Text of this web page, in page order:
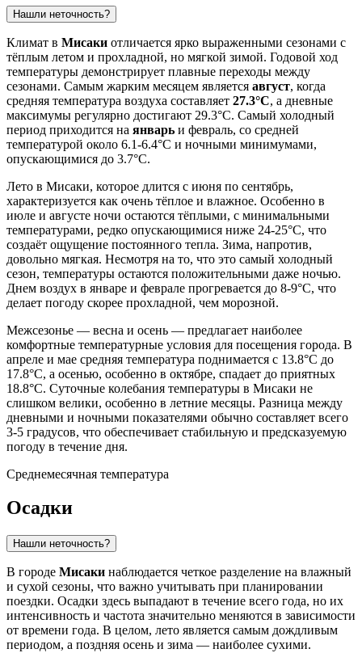
Нашли неточность?
Климат в Мисаки отличается ярко выраженными сезонами с
тёплым летом и прохладной, но мягкой зимой. Годовой ход
температуры демонстрирует плавные переходы между
сезонами. Самым жарким месяцем является август, когда
средняя температура воздуха составляет 27.3°C, а дневные
максимумы регулярно достигают 29.3°C. Самый холодный
период приходится на январь и февраль, со средней
температурой около 6.1-6.4°C и ночными минимумами,
опускающимися до 3.7°C.
Лето в Мисаки, которое длится с июня по сентябрь,
характеризуется как очень тёплое и влажное. Особенно в
июле и августе ночи остаются тёплыми, с минимальными
температурами, редко опускающимися ниже 24-25°C, что
создаёт ощущение постоянного тепла. Зима, напротив,
довольно мягкая. Несмотря на то, что это самый холодный
сезон, температуры остаются положительными даже ночью.
Днем воздух в январе и феврале прогревается до 8-9°C, что
делает погоду скорее прохладной, чем морозной.
Межсезонье — весна и осень — предлагает наиболее
комфортные температурные условия для посещения города. В
апреле и мае средняя температура поднимается с 13.8°C до
17.8°C, а осенью, особенно в октябре, спадает до приятных
18.8°C. Суточные колебания температуры в Мисаки не
слишком велики, особенно в летние месяцы. Разница между
дневными и ночными показателями обычно составляет всего
3-5 градусов, что обеспечивает стабильную и предсказуемую
погоду в течение дня.
Среднемесячная температура
Осадки
Нашли неточность?
В городе Мисаки наблюдается четкое разделение на влажный
и сухой сезоны, что важно учитывать при планировании
поездки. Осадки здесь выпадают в течение всего года, но их
интенсивность и частота значительно меняются в зависимости
от времени года. В целом, лето является самым дождливым
периодом, а поздняя осень и зима — наиболее сухими.